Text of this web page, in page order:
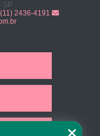
SP
2436-4191